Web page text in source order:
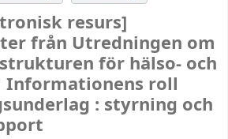
resurs]
från Utredningen om
för hälso- och
Informationens roll
: styrning och